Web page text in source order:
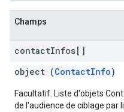
Champs
contactInfos[]
object (ContactInfo)
Facultatif. Liste d'objets
de l'audience de ciblage par